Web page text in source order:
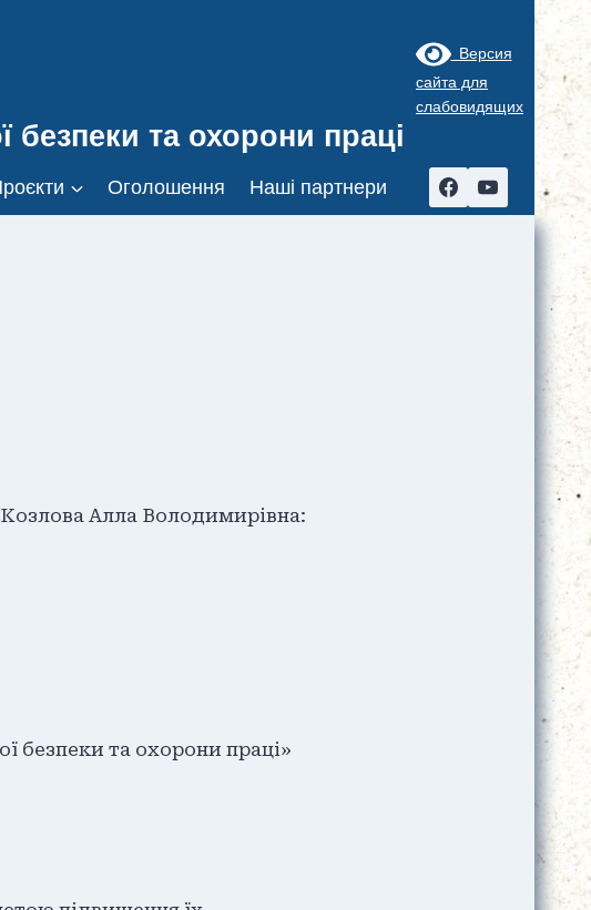
безпеки та охорони праці
Версия
сайта для
слабовидящих
Оголошення Наші партнери
Алла Володимирівна:
безпеки та охорони праці»